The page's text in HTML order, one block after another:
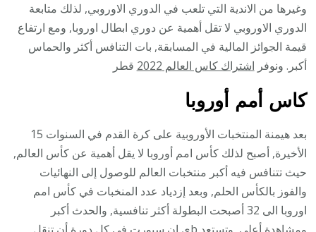
وغيرها من الاندية التي تلعب في الدوري الاوروبي, لذلك متابعة
الدوري الاوروبي لا تقل أهمية عن دوري ابطال اوروبا, ومع ارتفاع
قيمة الجوائز المالية في المسابقة, بات التنافس أكثر والحماس
أكبر. ونوفر اشتراك كاس العالم 2022 قطر
كاس أمم أوروبا
بعد هيمنة المنتخبات الأوروبية على كرة القدم في السنوات 15
الأخيرة, أصبح لذلك كأس امم أوروبا لا يقل أهمية عن كأس العالم,
حيث تتنافس فيه أكبر منتخبات العالم للوصول إلى النهائيات
والفوز بالكأس الحلم, وبعد إزدياد عدد المنخبات في كأس امم
اوروبا الى 32 أصبحت البطولة أكثر تنافسية, والحدث أكبر